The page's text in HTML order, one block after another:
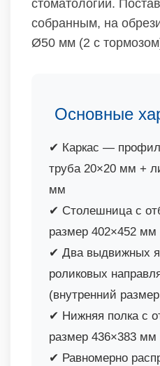
стоматологий.
собранным, на
Ø50 мм (2 с
Основные
✔ Каркас —
труба 20×20 мм +
мм
✔ Столешница с
размер 402×452 мм
✔ Два выдвижных
роликовых
(внутренний
✔ Нижняя полка с
размер 436×383 мм
✔ Равномерно